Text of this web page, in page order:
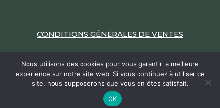
CONDITIONS GÉNÉRALES DE VENTES
2022 / Un site Internet réalisé par
Nous utilisons des cookies pour vous garantir la meilleure
expérience sur notre site web. Si vous continuez à utiliser ce
site, nous supposerons que vous en êtes satisfait.
OK